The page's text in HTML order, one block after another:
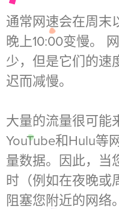
通常网速会在周末
晚上10:00变慢。
少，但是它们的速
迟而减慢。
大量的流量很可能
YouTube和Hulu等
量数据。因此，当
时（例如在夜晚或
阻塞您附近的网络。